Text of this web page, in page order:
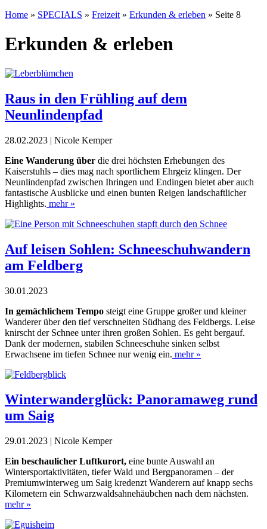
Home » SPECIALS » Freizeit » Erkunden & erleben » Seite 8
Erkunden & erleben
Raus in den Frühling auf dem
Neunlindenpfad
28.02.2023 | Nicole Kemper
Eine Wanderung über die drei höchsten Erhebungen des
Kaiserstuhls – dies mag nach sportlichem Ehrgeiz klingen. Der
Neunlindenpfad zwischen Ihringen und Endingen bietet aber auch
fantastische Ausblicke und einen bunten Reigen landschaftlicher
Highlights. mehr »
Auf leisen Sohlen: Schneeschuhwandern
am Feldberg
30.01.2023
In gemächlichem Tempo steigt eine Gruppe großer und kleiner
Wanderer über den tief verschneiten Südhang des Feldbergs. Leise
knirscht der Schnee unter ihren großen Sohlen. Es geht bergauf.
Dank der modernen, stabilen Schneeschuhe sinken selbst
Erwachsene im tiefen Schnee nur wenig ein. mehr »
Winterwanderglück: Panoramaweg rund
um Saig
29.01.2023 | Nicole Kemper
Ein beschaulicher Luftkurort, eine bunte Auswahl an
Wintersportaktivitäten, tiefer Wald und Bergpanoramen – der
Premiumwinterweg um Saig kredenzt Wanderern auf knapp sechs
Kilometern ein Schwarzwaldsahnehäubchen nach dem nächsten.
mehr »